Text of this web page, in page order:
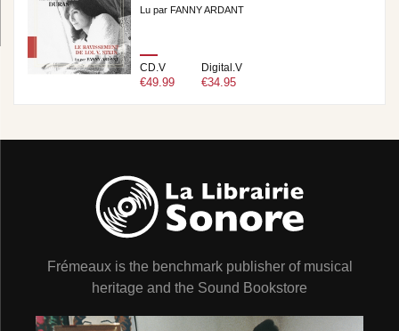
Lu par FANNY ARDANT
CD.V
€49.99
Digital.V
€34.95
Frémeaux is the benchmark publisher of musical
heritage and the Sound Bookstore